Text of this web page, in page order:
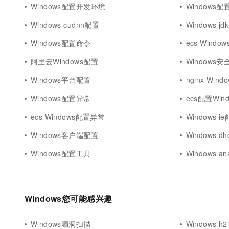
Windows配置开发环境
Windows配
Windows cudnn配置
Windows
Windows配置命令
ecs
阿里云Windows配置
Windows安
Windows平台配置
nginx
Windows配置异常
ecs配置
ecs Windows配置异常
Windows ie
Windows客户端配置
Windows
Windows配置工具
Windows
Windows您可能感兴趣
Windows漏洞扫描 Windows h2